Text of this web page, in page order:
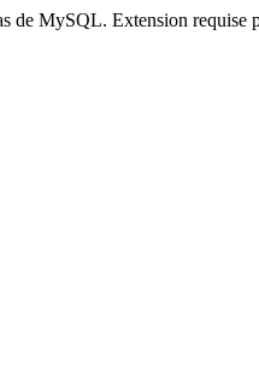
de MySQL. Extension requise